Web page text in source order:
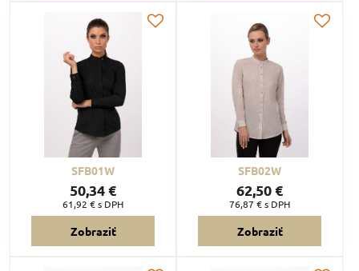
SFB01W
50,34 €
61,92 €s DPH
Zobraziť
SFB02W
62,50 €
76,87 €s DPH
Zobraziť